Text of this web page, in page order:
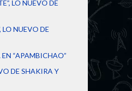
LO NUEVO DE
LO NUEVO DE
“APAMBICHAO”
DE SHAKIRA Y